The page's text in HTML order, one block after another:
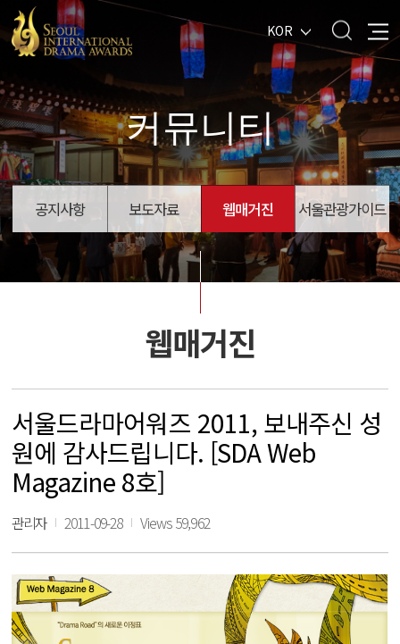
KOR
커뮤니티
공지사항 보도자료 웹매거진 서울관광가이드
웹매거진
서울드라마어워즈 2011, 보내주신 성
원에 감사드립니다. [SDA Web
Magazine 8호]
관리자 2011-09-28 Views 59,962